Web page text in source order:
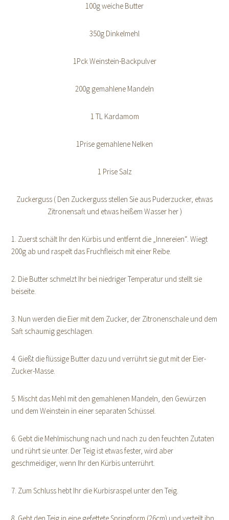
100g weiche Butter
350g Dinkelmehl
1Pck Weinstein-Backpulver
200g gemahlene Mandeln
1 TL Kardamom
1Prise gemahlene Nelken
1 Prise Salz
Zuckerguss ( Den Zuckerguss stellen Sie aus Puderzucker, etwas
Zitronensaft und etwas heißem Wasser her )
1. Zuerst schält Ihr den Kürbis und entfernt die „Innereien“. Wiegt
200g ab und raspelt das Fruchfleisch mit einer Reibe.
2. Die Butter schmelzt Ihr bei niedriger Temperatur und stellt sie
beiseite.
3. Nun werden die Eier mit dem Zucker, der Zitronenschale und dem
Saft schaumig geschlagen.
4. Gießt die flüssige Butter dazu und verrührt sie gut mit der Eier-
Zucker-Masse.
5. Mischt das Mehl mit den gemahlenen Mandeln, den Gewürzen
und dem Weinstein in einer separaten Schüssel.
6. Gebt die Mehlmischung nach und nach zu den feuchten Zutaten
und rührt sie unter. Der Teig ist etwas fester, wird aber
geschmeidiger, wenn Ihr den Kürbis unterrührt.
7. Zum Schluss hebt Ihr die Kurbisraspel unter den Teig.